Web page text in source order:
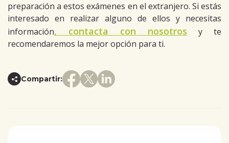
preparación a estos exámenes en el extranjero. Si estás
interesado en realizar alguno de ellos y necesitas
información, contacta con nosotros y te
recomendaremos la mejor opción para ti.
Compartir: